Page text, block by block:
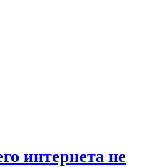
интернета не